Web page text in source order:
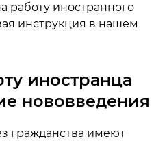
работу иностранного
инструкция в нашем
иностранца
нововведения
гражданства имеют